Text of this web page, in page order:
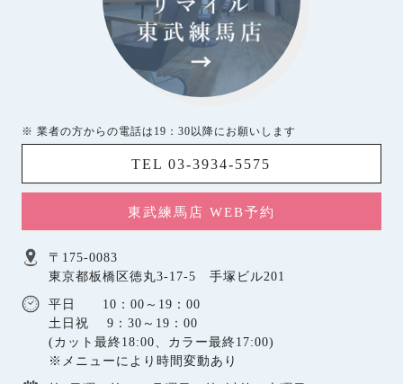
※ 業者の方からの電話は19：30以降にお願いします
TEL 03-3934-5575
東武練馬店 WEB予約
〒175-0083
東京都板橋区徳丸3-17-5 手塚ビル201
平日 10：00～19：00
土日祝 9：30～19：00
(カット最終18:00、カラー最終17:00)
※メニューにより時間変動あり